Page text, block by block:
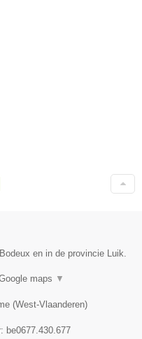
en in de provincie Luik.
maps ▼
(West-Vlaanderen)
be0677.430.677